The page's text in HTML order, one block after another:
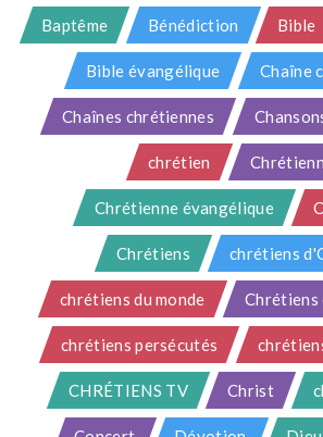
Baptême Bénédiction Bible
Bible évangélique Chaîne
Chaînes chrétiennes
chrétien
Chrétienne évangélique
Chrétiens chrétiens
chrétiens du monde Chrétiens
chrétiens persécutés
CHRÉTIENS TV Christ